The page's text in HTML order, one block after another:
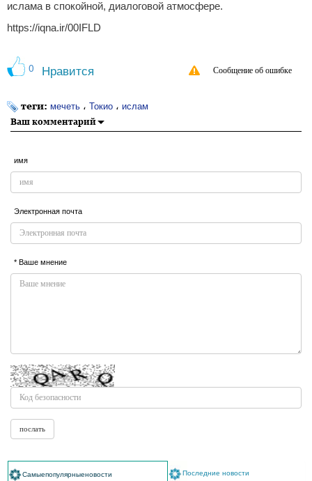
ислама в спокойной, диалоговой атмосфере.
https://iqna.ir/00IFLD
0 Нравится Сообщение об ошибке
теги: мечеть ، Токио ، ислам
Ваш комментарий
имя
Электронная почта
* Ваше мнение
Самыепопулярныеновости Последние новости